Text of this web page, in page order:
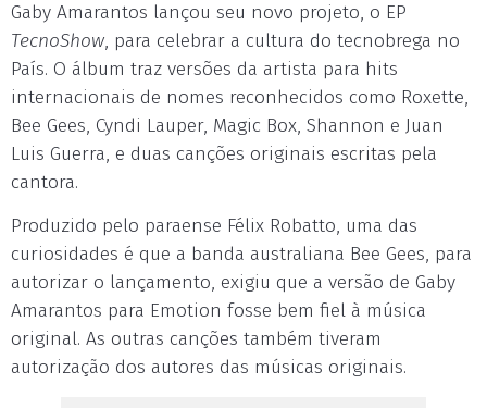
Gaby Amarantos lançou seu novo projeto, o EP
TecnoShow, para celebrar a cultura do tecnobrega no
País. O álbum traz versões da artista para hits
internacionais de nomes reconhecidos como Roxette,
Bee Gees, Cyndi Lauper, Magic Box, Shannon e Juan
Luis Guerra, e duas canções originais escritas pela
cantora.
Produzido pelo paraense Félix Robatto, uma das
curiosidades é que a banda australiana Bee Gees, para
autorizar o lançamento, exigiu que a versão de Gaby
Amarantos para Emotion fosse bem fiel à música
original. As outras canções também tiveram
autorização dos autores das músicas originais.